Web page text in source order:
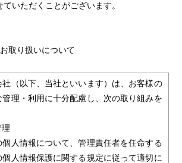
いただくことがございます。
取り扱いについて
（以下、当社といいます）は、お客様の
理・利用に十分配慮し、次の取り組みを
人情報について、管理責任者を任命する
個人情報保護に関する規定に従って適切に